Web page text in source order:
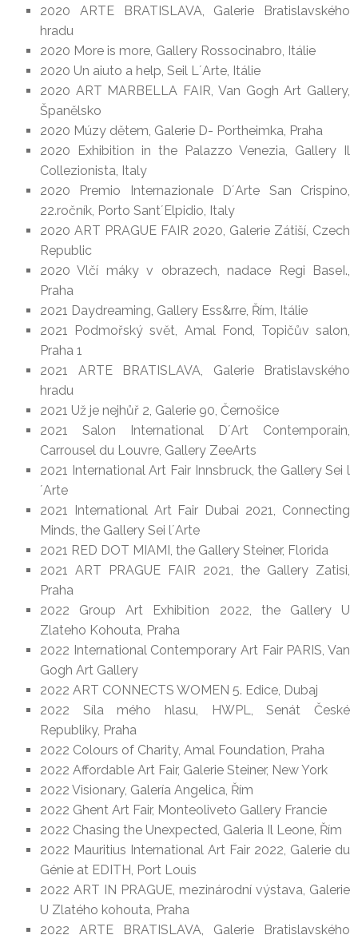
2020 ARTE BRATISLAVA, Galerie Bratislavského
hradu
2020 More is more, Gallery Rossocinabro, Itálie
2020 Un aiuto a help, Seil L´Arte, Itálie
2020 ART MARBELLA FAIR, Van Gogh Art Gallery,
Španělsko
2020 Múzy dětem, Galerie D- Portheimka, Praha
2020 Exhibition in the Palazzo Venezia, Gallery Il
Collezionista, Italy
2020 Premio Internazionale D´Arte San Crispino,
22.ročník, Porto Sant´Elpidio, Italy
2020 ART PRAGUE FAIR 2020, Galerie Zátiší, Czech
Republic
2020 Vlčí máky v obrazech, nadace Regi BaseI.,
Praha
2021 Daydreaming, Gallery Ess&rre, Řím, Itálie
2021 Podmořský svět, Amal Fond, Topičův salon,
Praha 1
2021 ARTE BRATISLAVA, Galerie Bratislavského
hradu
2021 Už je nejhůř 2, Galerie 90, Černošice
2021 Salon International D´Art Contemporain,
Carrousel du Louvre, Gallery ZeeArts
2021 International Art Fair Innsbruck, the Gallery Sei l
´Arte
2021 International Art Fair Dubai 2021, Connecting
Minds, the Gallery Sei l´Arte
2021 RED DOT MIAMI, the Gallery Steiner, Florida
2021 ART PRAGUE FAIR 2021, the Gallery Zatisi,
Praha
2022 Group Art Exhibition 2022, the Gallery U
Zlateho Kohouta, Praha
2022 International Contemporary Art Fair PARIS, Van
Gogh Art Gallery
2022 ART CONNECTS WOMEN 5. Edice, Dubaj
2022 Síla mého hlasu, HWPL, Senát České
Republiky, Praha
2022 Colours of Charity, Amal Foundation, Praha
2022 Affordable Art Fair, Galerie Steiner, New York
2022 Visionary, Galería Angelica, Řím
2022 Ghent Art Fair, Monteoliveto Gallery Francie
2022 Chasing the Unexpected, Galeria Il Leone, Řím
2022 Mauritius International Art Fair 2022, Galerie du
Génie at EDITH, Port Louis
2022 ART IN PRAGUE, mezinárodní výstava, Galerie
U Zlatého kohouta, Praha
2022 ARTE BRATISLAVA, Galerie Bratislavského